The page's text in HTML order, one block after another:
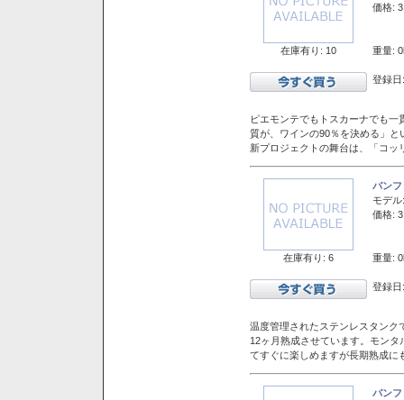
在庫有り: 10
価格:
重量:
登録
ピエモンテでもトスカーナでも
質が、ワインの90％を決める」
新プロジェクトの舞台は、「コ
在庫有り: 6
バン
モデル:
価格:
重量:
登録
温度管理されたステンレスタンク
12ヶ月熟成させています。モン
てすぐに楽しめますが長期熟成に
バン